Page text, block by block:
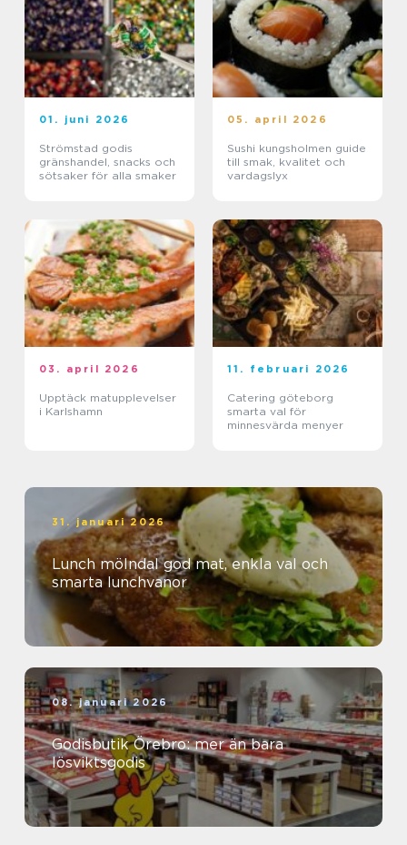
01. juni 2026
Strömstad godis
gränshandel, snacks och
sötsaker för alla smaker
05. april 2026
Sushi kungsholmen guide
till smak, kvalitet och
vardagslyx
03. april 2026
Upptäck matupplevelser
i Karlshamn
11. februari 2026
Catering göteborg
smarta val för
minnesvärda menyer
31. januari 2026
Lunch mölndal god mat, enkla val och
smarta lunchvanor
08. januari 2026
Godisbutik Örebro: mer än bara
lösviktsgodis